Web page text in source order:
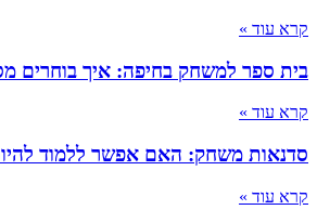
קרא עוד »
בית ספר למשחק בחיפה: איך בוחרים
קרא עוד »
סדנאות משחק: האם אפשר ללמוד
קרא עוד »